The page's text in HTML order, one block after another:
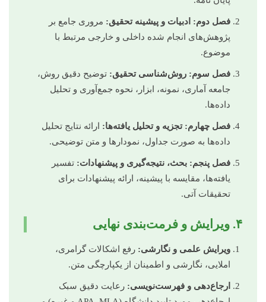
فصل دوم: ادبیات و پیشینه تحقیق: مروری جامع بر
پژوهش‌های انجام شده داخلی و خارجی مرتبط با
موضوع.
فصل سوم: روش‌شناسی تحقیق: توضیح دقیق روش،
جامعه آماری، نمونه، ابزار، نحوه جمع‌آوری و تحلیل
داده‌ها.
فصل چهارم: تجزیه و تحلیل یافته‌ها: ارائه نتایج تحلیل
داده‌ها به صورت جداول، نمودارها و متن توضیحی.
فصل پنجم: بحث، نتیجه‌گیری و پیشنهادات: تفسیر
یافته‌ها، مقایسه با پیشینه، ارائه پیشنهادات برای
تحقیقات آتی.
۴. ویرایش و فرمت‌بندی نهایی
ویرایش علمی و نگارشی: رفع اشکالات گرامری،
املایی، نگارشی و اطمینان از یکپارچگی متن.
ارجاع‌دهی و فهرست‌نویسی: رعایت دقیق سبک